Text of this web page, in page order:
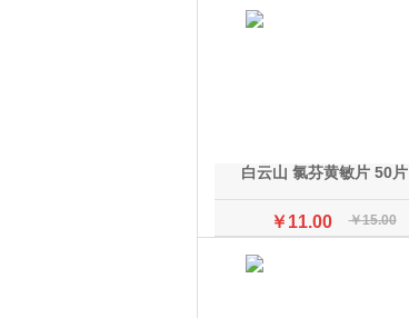
白云山 氯芬黄敏片 50片
￥11.00 ￥15.00